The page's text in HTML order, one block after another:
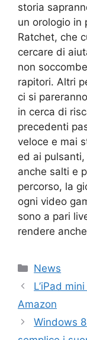
storia
un orologio in
Ratchet, che
cercare di
non
rapitori. Altri
ci si
in cerca di
precedenti
veloce e mai
ed ai
anche salti e
percorso, la
ogni video
sono a pari
rendere
Categorie
News
L’iPad
Amazon
Windows